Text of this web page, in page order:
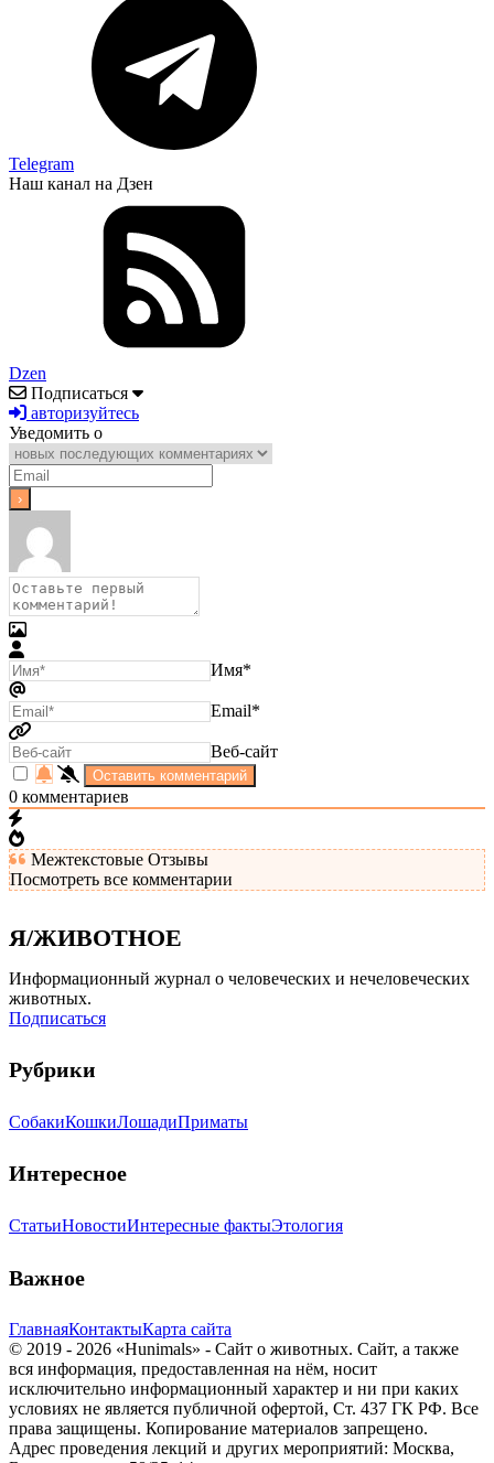
Telegram
Наш канал на Дзен
Dzen
Подписаться
авторизуйтесь
Уведомить о
Имя*
Email*
Веб-сайт
0 комментариев
Межтекстовые Отзывы
Посмотреть все комментарии
Я/ЖИВОТНОЕ
Информационный журнал о человеческих и нечеловеческих
животных.
Подписаться
Рубрики
СобакиКошкиЛошадиПриматы
Интересное
СтатьиНовостиИнтересные фактыЭтология
Важное
ГлавнаяКонтактыКарта сайта
© 2019 - 2026 «Hunimals» - Сайт о животных. Сайт, а также
вся информация, предоставленная на нём, носит
исключительно информационный характер и ни при каких
условиях не является публичной офертой, Ст. 437 ГК РФ. Все
права защищены. Копирование материалов запрещено.
Адрес проведения лекций и других мероприятий: Москва,